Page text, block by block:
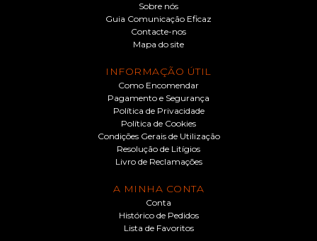
Sobre nós
Guia Comunicação Eficaz
Contacte-nos
Mapa do site
INFORMAÇÃO ÚTIL
Como Encomendar
Pagamento e Segurança
Política de Privacidade
Política de Cookies
Condições Gerais de Utilização
Resolução de Litígios
Livro de Reclamações
A MINHA CONTA
Conta
Histórico de Pedidos
Lista de Favoritos